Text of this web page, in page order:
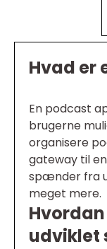
Hvad er
En podcast
brugerne
organisere
gateway til
spænder fra
meget mere.
udviklet